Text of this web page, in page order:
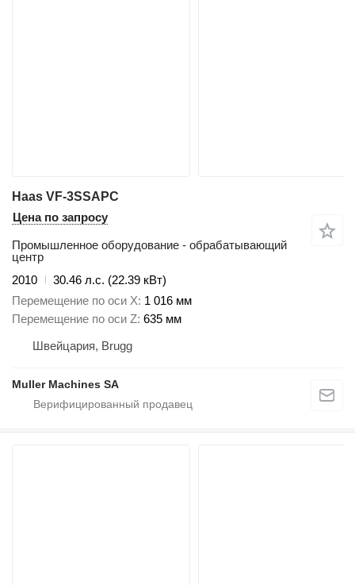
Haas VF-3SSAPC
Цена по запросу
Промышленное оборудование - обрабатывающий
центр
2010
30.46 л.с. (22.39 кВт)
Перемещение по оси X 1 016 мм
Перемещение по оси Z 635 мм
Швейцария, Brugg
Muller Machines SA